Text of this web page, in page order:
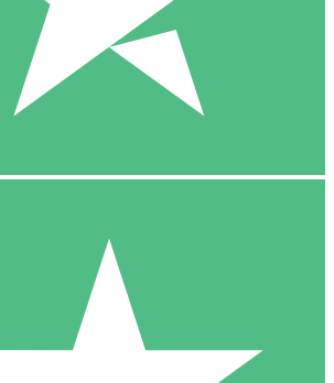
1 Téléchargement
10 00
10 Téléchargements
20 00